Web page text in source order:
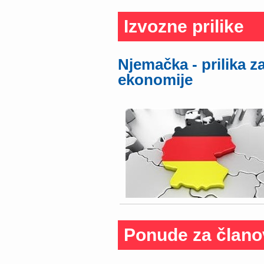
Izvozne prilike
Njemačka - prilika
ekonomije
Ponude za